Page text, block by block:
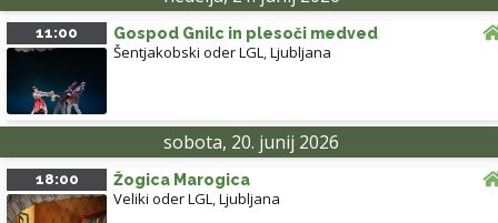
11:00 Gospod Gnilc in plesoči medved
Šentjakobski oder LGL,Ljubljana
sobota, 20. junij 2026
18:00 Žogica Marogica
Veliki oder LGL,Ljubljana